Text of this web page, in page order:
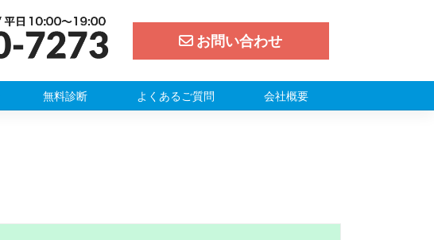
お問い合わせ
無料診断 よくあるご質問 会社概要